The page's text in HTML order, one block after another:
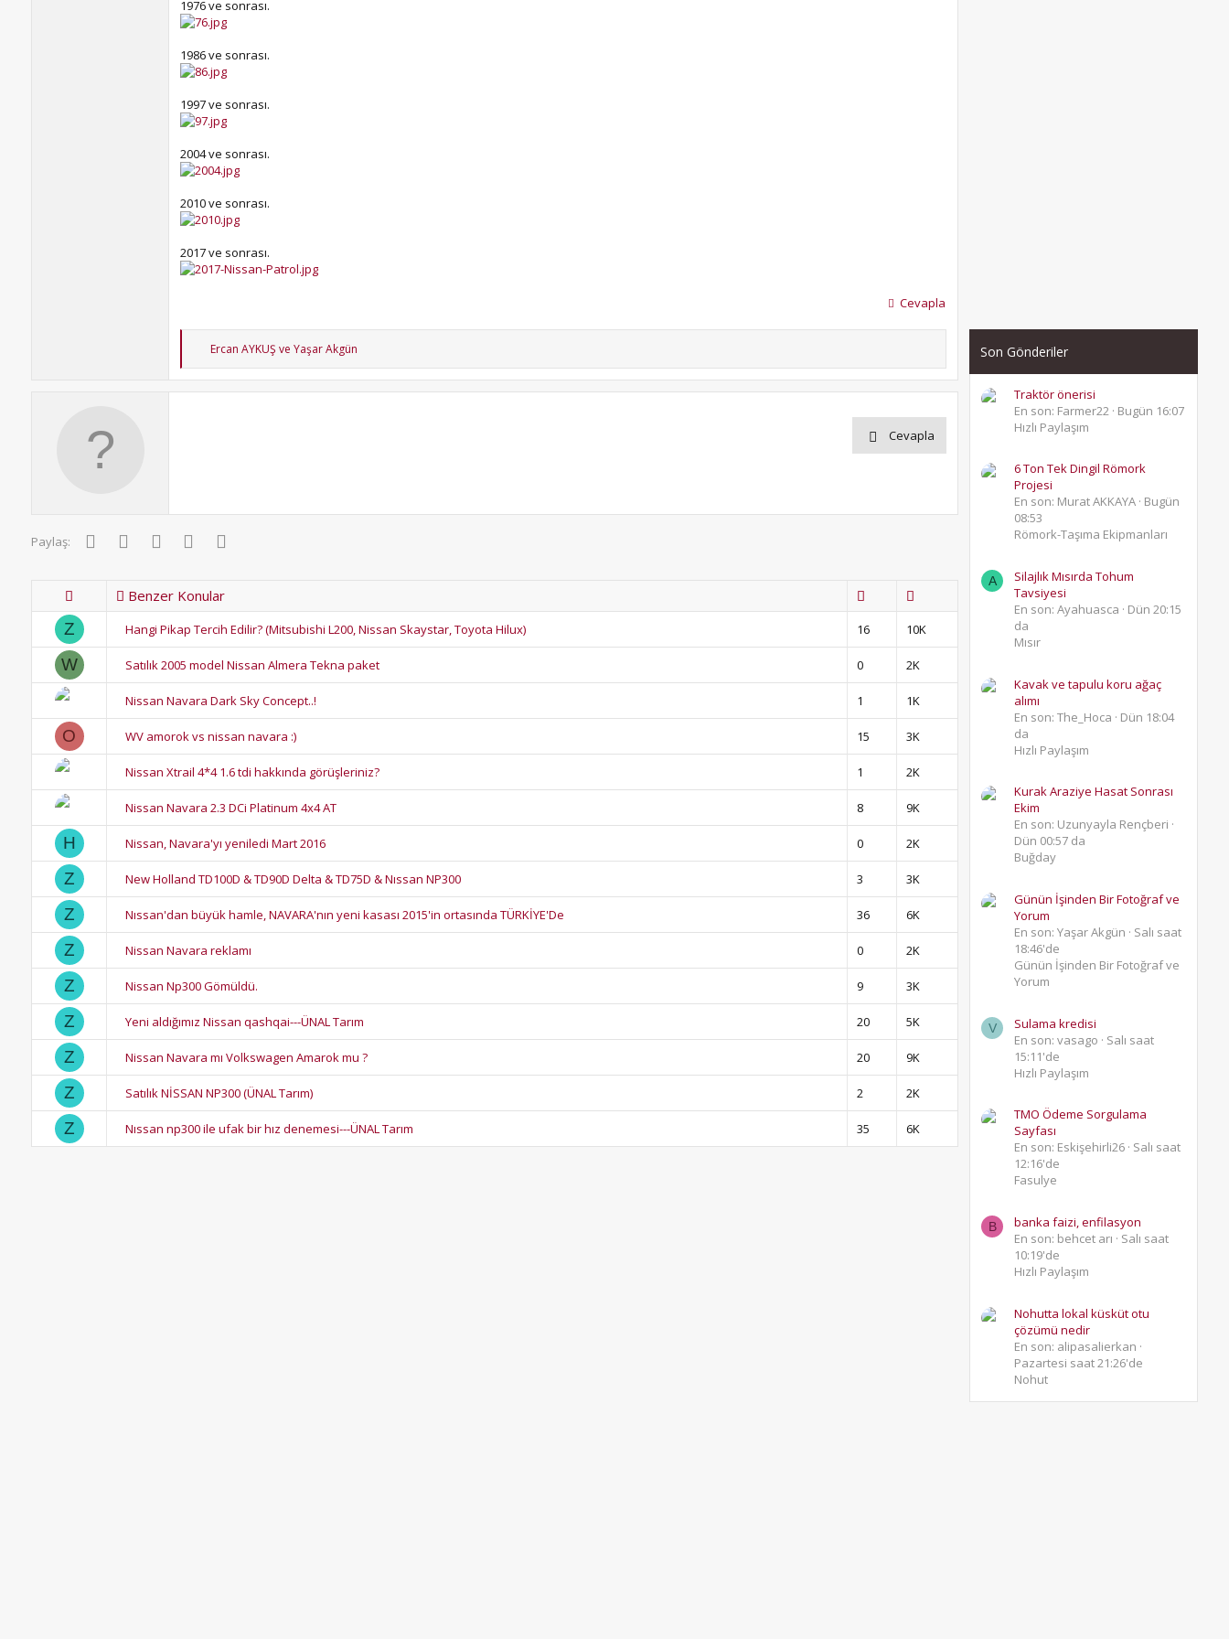
1976 ve sonrası.
1986 ve sonrası.
1997 ve sonrası.
2004 ve sonrası.
2010 ve sonrası.
2017 ve sonrası.
Cevapla
T
p
k
Ercan AYKUŞ ve Yaşar Akgün
Cevapla
Paylaş: Facebook
Twitter PinterestWhatsApp
Benzer Konular
Z Hangi Pikap Tercih Edilir? (Mitsubishi L200, Nissan Skaystar, Toyota Hilux) 16 10K
W Satılık 2005 model Nissan Almera Tekna paket 0 2K
Nissan Navara Dark Sky Concept..! 1 1K
O WV amorok vs nissan navara :) 15 3K
Nissan Xtrail 4*4 1.6 tdi hakkında görüşleriniz? 1 2K
Nissan Navara 2.3 DCi Platinum 4x4 AT 8 9K
H Nissan, Navara'yı yeniledi Mart 2016 0 2K
Z New Holland TD100D & TD90D Delta & TD75D & Nıssan NP300 3 3K
Z Nıssan'dan büyük hamle, NAVARA'nın yeni kasası 2015'in ortasında TÜRKİYE'De 36 6K
Z Nissan Navara reklamı 0 2K
Z Nissan Np300 Gömüldü. 9 3K
Z Yeni aldığımız Nissan qashqai---ÜNAL Tarım 20 5K
Z Nissan Navara mı Volkswagen Amarok mu ? 20 9K
Z Satılık NİSSAN NP300 (ÜNAL Tarım) 2 2K
Z Nıssan np300 ile ufak bir hız denemesi---ÜNAL Tarım 35 6K
Son Gönderiler
Traktör önerisi
En son: Farmer22 Bugün 16:07
Hızlı Paylaşım
6 Ton Tek Dingil Römork
Projesi
En son: Murat AKKAYA Bugün
08:53
Römork-Taşıma Ekipmanları
A
Silajlık Mısırda Tohum
Tavsiyesi
En son: Ayahuasca
Dün 20:15
da
Mısır
Kavak ve tapulu koru ağaç
alımı
En son: The_Hoca
Dün 18:04
da
Hızlı Paylaşım
Kurak Araziye Hasat Sonrası
Ekim
En son: Uzunyayla Rençberi
Dün 00:57 da
Buğday
Günün İşinden Bir Fotoğraf ve
Yorum
En son: Yaşar Akgün
Salı saat
18:46'de
Günün İşinden Bir Fotoğraf ve
Yorum
V
Sulama kredisi
En son: vasago
Salı saat
15:11'de
Hızlı Paylaşım
TMO Ödeme Sorgulama
Sayfası
En son: Eskişehirli26 Salı saat
12:16'de
Fasulye
B
banka faizi, enfilasyon
En son: behcet arı
Salı saat
10:19'de
Hızlı Paylaşım
Nohutta lokal küsküt otu
çözümü nedir
En son: alipasalierkan
Pazartesi saat 21:26'de
Nohut